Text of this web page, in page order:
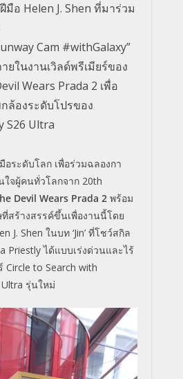
มือ Helen J. Shen ที่มาร่วม
Cam #withGalaxy”
ยในงานเวิลด์พรีเมียร์ของ
Wears Prada 2 เพื่อ
ล้องระดับโปรของ
S26 Ultra
อระดับโลก เพื่อร่วมฉลองกา
ใจผู้คนทั่วโลกจาก 20th
Devil Wears Prada 2 พร้อม
ที่สร้างสรรค์ขึ้นเพื่องานนี้โดย
J. Shen ในบท ‘Jin’ ที่โชว์สกิล
Priestlyได้แบบเร่งด่วนและไร้
Circle to Search with
รุ่นใหม่